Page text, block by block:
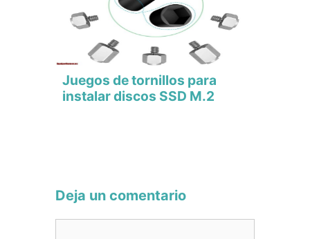
Juegos de tornillos para
instalar discos SSD M.2
Deja un comentario